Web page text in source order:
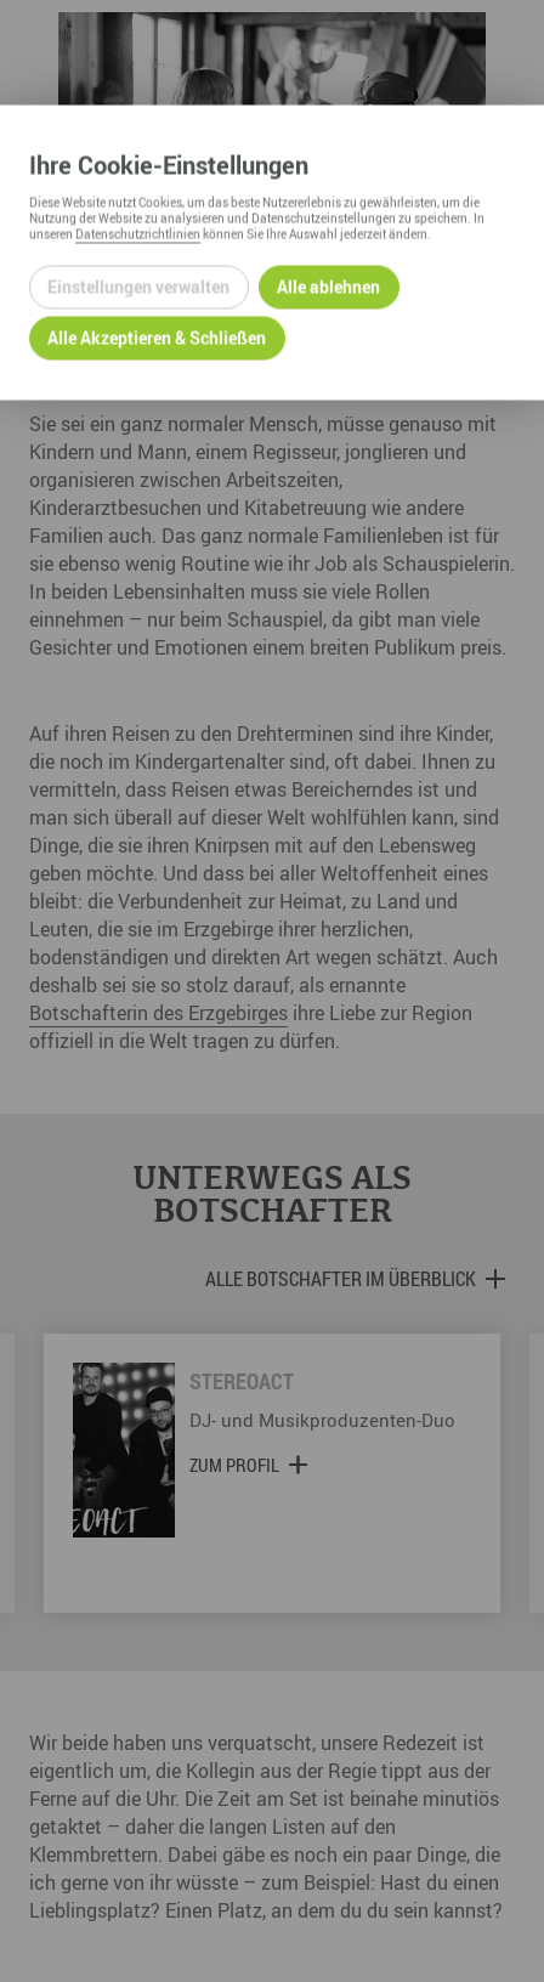
Sie sei ein ganz normaler Mensch, müsse genauso mit
Kindern und Mann, einem Regisseur, jonglieren und
organisieren zwischen Arbeitszeiten,
Kinderarztbesuchen und Kitabetreuung wie andere
Familien auch. Das ganz normale Familienleben ist für
sie ebenso wenig Routine wie ihr Job als Schauspielerin.
In beiden Lebensinhalten muss sie viele Rollen
einnehmen – nur beim Schauspiel, da gibt man viele
Gesichter und Emotionen einem breiten Publikum preis.
Auf ihren Reisen zu den Drehterminen sind ihre Kinder,
die noch im Kindergartenalter sind, oft dabei. Ihnen zu
vermitteln, dass Reisen etwas Bereicherndes ist und
man sich überall auf dieser Welt wohlfühlen kann, sind
Dinge, die sie ihren Knirpsen mit auf den Lebensweg
geben möchte. Und dass bei aller Weltoffenheit eines
bleibt: die Verbundenheit zur Heimat, zu Land und
Leuten, die sie im Erzgebirge ihrer herzlichen,
bodenständigen und direkten Art wegen schätzt. Auch
deshalb sei sie so stolz darauf, als ernannte
Botschafterin des Erzgebirges ihre Liebe zur Region
offiziell in die Welt tragen zu dürfen.
UNTERWEGS ALS
BOTSCHAFTER
ALLE BOTSCHAFTER IM ÜBERBLICK
STEREOACT
DJ- und Musikproduzenten-Duo
ZUM PROFIL
Wir beide haben uns verquatscht, unsere Redezeit ist
eigentlich um, die Kollegin aus der Regie tippt aus der
Ferne auf die Uhr. Die Zeit am Set ist beinahe minutiös
getaktet – daher die langen Listen auf den
Klemmbrettern. Dabei gäbe es noch ein paar Dinge, die
ich gerne von ihr wüsste – zum Beispiel: Hast du einen
Lieblingsplatz? Einen Platz, an dem du du sein kannst?
Ihre Cookie-Einstellungen
DieseWebsitenutzt Cookies, um das beste Nutzererlebnis zu gewährleisten, um die
Nutzung derWebsitezu analysieren und Datenschutzeinstellungen zu speichern. In
unseren Datenschutzrichtlinien können Sie Ihre Auswahl jederzeit ändern.
Einstellungen verwalten Alle ablehnen
Alle Akzeptieren & Schließen